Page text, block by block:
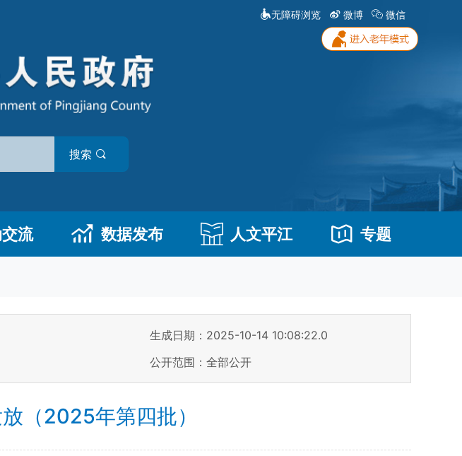
无障碍浏览 微博 微信
搜索
流 数据发布 人文平江 专题
生成日期：2025-10-14 10:08:22.0
公开范围：全部公开
（2025年第四批）